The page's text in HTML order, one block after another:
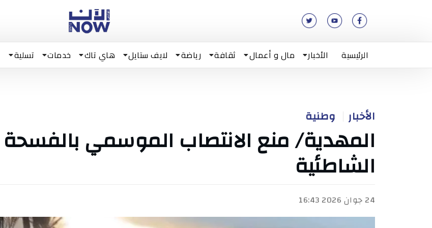
الرئيسية الأخبار مال و أعمال ثقافة رياضة لايف ستايل هاي تاك خدمات تسلية
الأخبار وطنية
المهدية/ منع الانتصاب الموسمي بالفسحة
الشاطئية
24 جوان 2026 16:43